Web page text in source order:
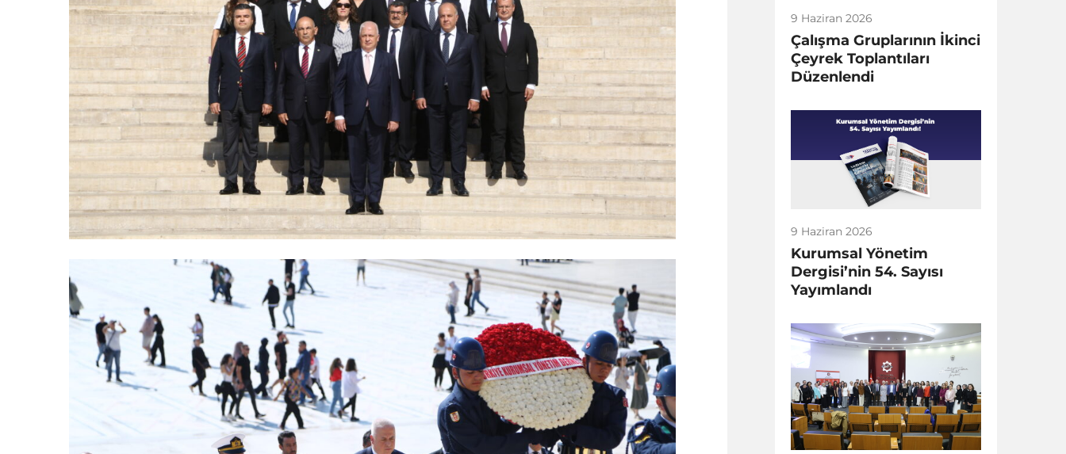
9 Haziran 2026
Çalışma Gruplarının İkinci
Çeyrek Toplantıları
Düzenlendi
9 Haziran 2026
Kurumsal Yönetim
Dergisi’nin 54. Sayısı
Yayımlandı